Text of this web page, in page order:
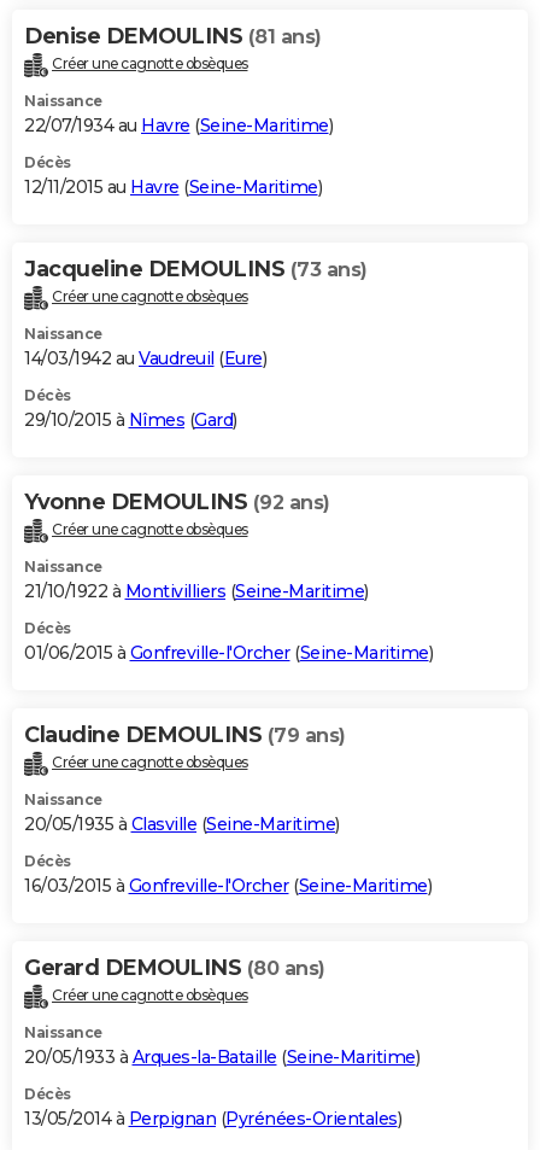
Denise DEMOULINS (81 ans)
Créer une cagnotte obsèques
Naissance
22/07/1934 au Havre (Seine-Maritime)
Décès
12/11/2015 au Havre (Seine-Maritime)
Jacqueline DEMOULINS (73 ans)
Créer une cagnotte obsèques
Naissance
14/03/1942 au Vaudreuil (Eure)
Décès
29/10/2015 à Nîmes (Gard)
Yvonne DEMOULINS (92 ans)
Créer une cagnotte obsèques
Naissance
21/10/1922 à Montivilliers (Seine-Maritime)
Décès
01/06/2015 à Gonfreville-l'Orcher(Seine-Maritime)
Claudine DEMOULINS (79 ans)
Créer une cagnotte obsèques
Naissance
20/05/1935 à Clasville (Seine-Maritime)
Décès
16/03/2015 à Gonfreville-l'Orcher(Seine-Maritime)
Gerard DEMOULINS (80 ans)
Créer une cagnotte obsèques
Naissance
20/05/1933 à Arques-la-Bataille (Seine-Maritime)
Décès
13/05/2014 à Perpignan (Pyrénées-Orientales)